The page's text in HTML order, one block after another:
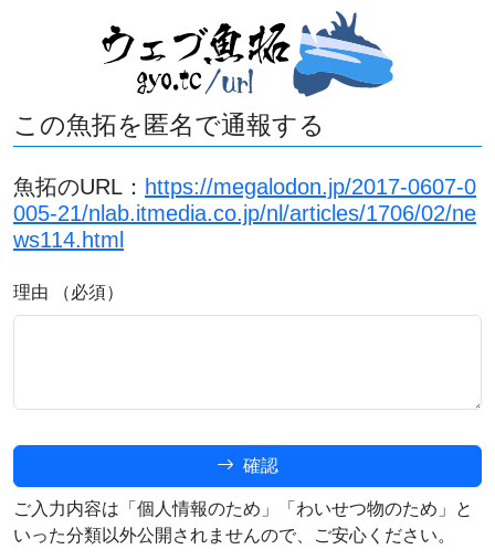
この魚拓を匿名で通報する
魚拓のURL： https://megalodon.jp/2017-0607-0
005-21/nlab.itmedia.co.jp/nl/articles/1706/02/ne
ws114.html
理由 （必須）
確認
ご入力内容は「個人情報のため」「わいせつ物のため」と
いった分類以外公開されませんので、ご安心ください。